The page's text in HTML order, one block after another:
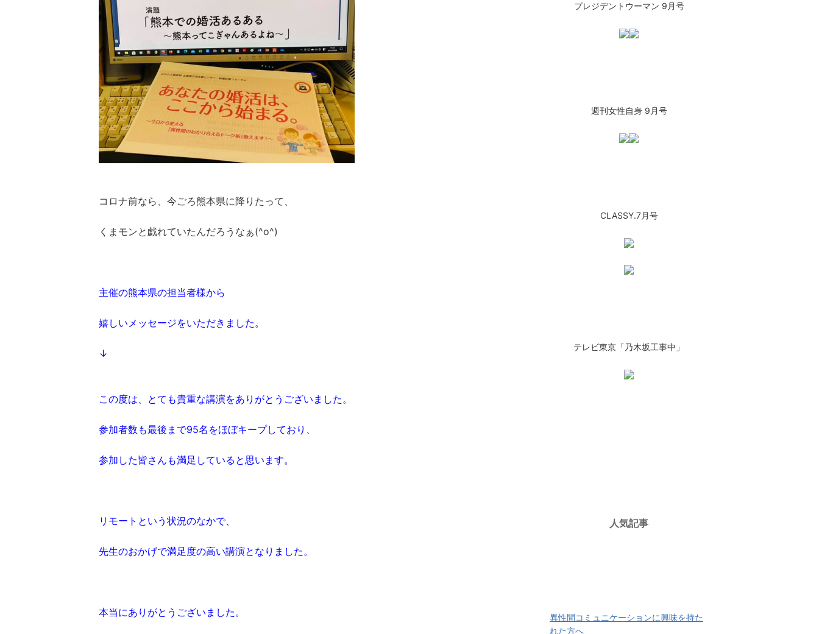
コロナ前なら、今ごろ熊本県に降りたって、
くまモンと戯れていたんだろうなぁ(^o^)
主催の熊本県の担当者様から
嬉しいメッセージをいただきました。
↓
この度は、とても貴重な講演をありがとうございました。
参加者数も最後まで95名をほぼキープしており、
参加した皆さんも満足していると思います。
リモートという状況のなかで、
先生のおかげで満足度の高い講演となりました。
本当にありがとうございました。
プレジデントウーマン 9月号
週刊女性自身 9月号
CLASSY.7月号
テレビ東京「乃木坂工事中」
人気記事
異性間コミュニケーションに興味を持た
れた方へ